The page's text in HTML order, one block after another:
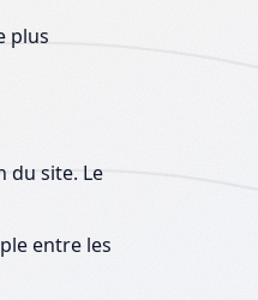
plus
du site. Le
entre les